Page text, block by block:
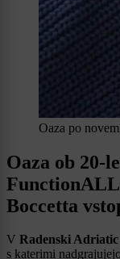
Oaza po
Oaza ob 20-
FunctionALL
Boccetta
V Radenski Adriatic
s katerimi